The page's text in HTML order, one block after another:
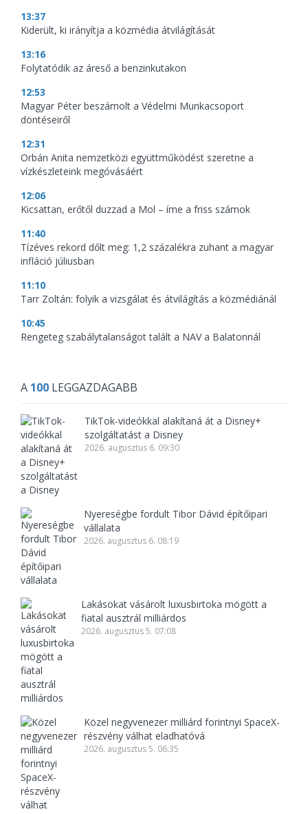
13:37
Kiderült, ki irányítja a közmédia átvilágítását
13:16
Folytatódik az áreső a benzinkutakon
12:53
Magyar Péter beszámolt a Védelmi Munkacsoport
döntéseiről
12:31
Orbán Anita nemzetközi együttműködést szeretne a
vízkészleteink megóvásáért
12:06
Kicsattan, erőtől duzzad a Mol – íme a friss számok
11:40
Tízéves rekord dőlt meg: 1,2 százalékra zuhant a magyar
infláció júliusban
11:10
Tarr Zoltán: folyik a vizsgálat és átvilágítás a közmédiánál
10:45
Rengeteg szabálytalanságot talált a NAV a Balatonnál
A 100 LEGGAZDAGABB
TikTok-videókkal alakítaná át a Disney+
szolgáltatást a Disney
2026. augusztus 6. 09:30
Nyereségbe fordult Tibor Dávid építőipari
vállalata
2026. augusztus 6. 08:19
Lakásokat vásárolt luxusbirtoka mögött a
fiatal ausztrál milliárdos
2026. augusztus 5. 07:08
Közel negyvenezer milliárd forintnyi SpaceX-
részvény válhat eladhatóvá
2026. augusztus 5. 06:35